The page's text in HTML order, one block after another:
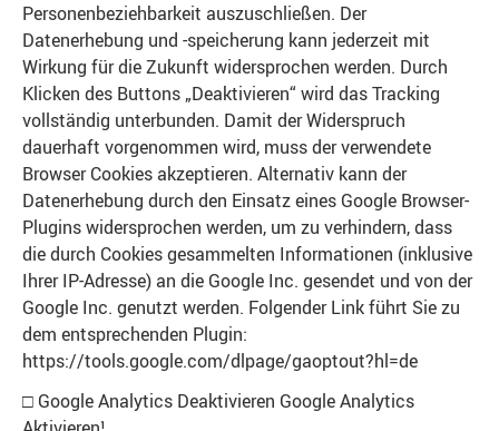
Personenbeziehbarkeit auszuschließen. Der
Datenerhebung und -speicherung kann jederzeit mit
Wirkung für die Zukunft widersprochen werden. Durch
Klicken des Buttons „Deaktivieren“ wird das Tracking
vollständig unterbunden. Damit der Widerspruch
dauerhaft vorgenommen wird, muss der verwendete
Browser Cookies akzeptieren. Alternativ kann der
Datenerhebung durch den Einsatz eines Google Browser-
Plugins widersprochen werden, um zu verhindern, dass
die durch Cookies gesammelten Informationen (inklusive
Ihrer IP-Adresse) an die Google Inc. gesendet und von der
Google Inc. genutzt werden. Folgender Link führt Sie zu
dem entsprechenden Plugin:
https://tools.google.com/dlpage/gaoptout?hl=de
□ Google Analytics Deaktivieren Google Analytics